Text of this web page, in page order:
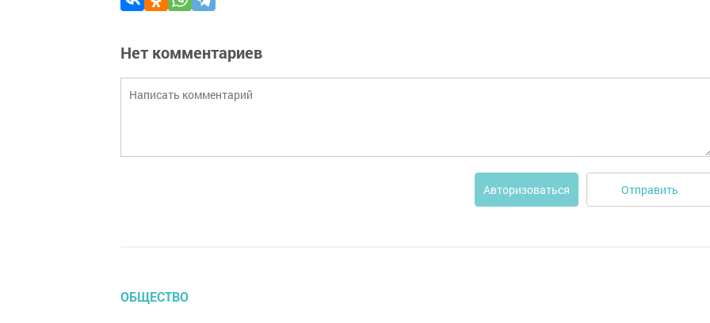
Нет комментариев
Авторизоваться Отправить
ОБЩЕСТВО